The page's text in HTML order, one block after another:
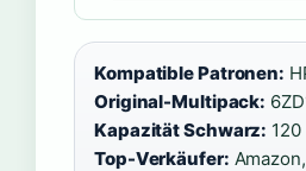
Kompatible Patronen:
Original-Multipack:
Kapazität Schwarz: 120
Top-Verkäufer: